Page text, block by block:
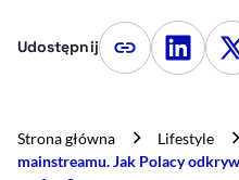
Udostępnij Kopiuj link
Strona główna Lifestyle
mainstreamu. Jak Polacy